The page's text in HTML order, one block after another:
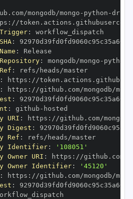
mongodb/mongo- python -
:
:
:
:
: mongodb/mongo - python
:
refs/heads/master
: https :
: https : //github.com/mongodb/
:
: github -
URI : https : //github.com/
Digest :
Ref :
refs/heads/master
Identifier:
'108051'
Owner URI : https :
Owner Identifier:
'45120'
: https : //github.com/mongodb/
: